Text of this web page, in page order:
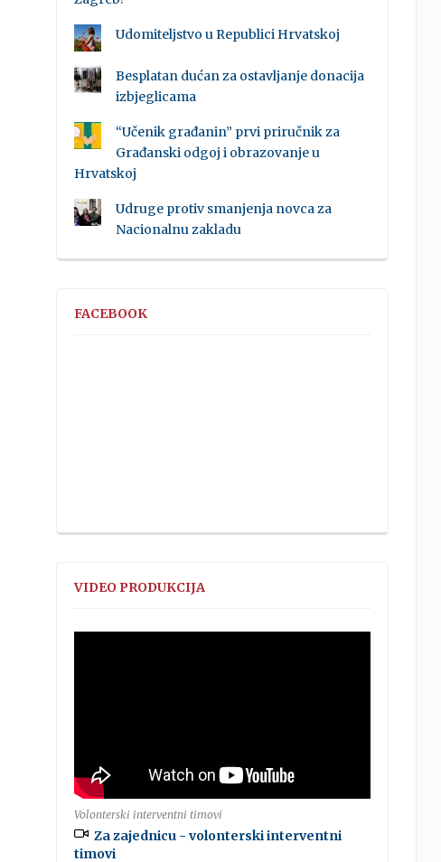
Udomiteljstvo u Republici Hrvatskoj
Besplatan dućan za ostavljanje donacija
izbjeglicama
“Učenik građanin” prvi priručnik za
Građanski odgoj i obrazovanje u
Hrvatskoj
Udruge protiv smanjenja novca za
Nacionalnu zakladu
FACEBOOK
VIDEO PRODUKCIJA
Volonterski interventni timovi
Za zajednicu - volonterski interventni
timovi